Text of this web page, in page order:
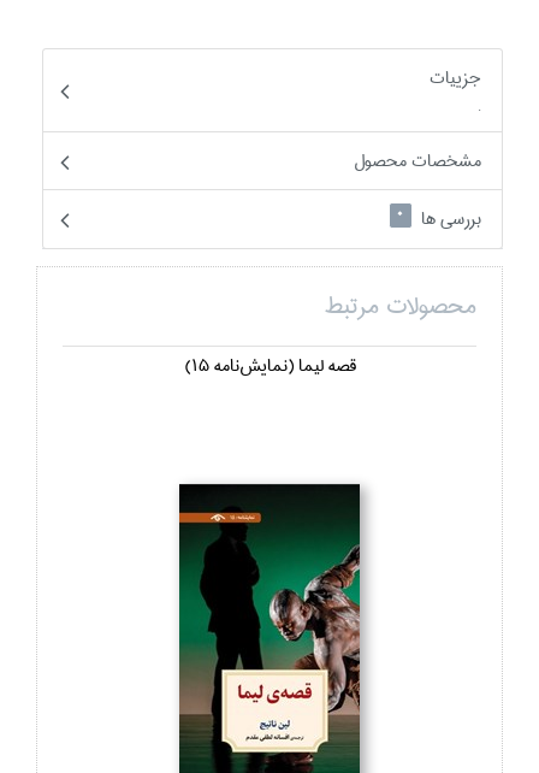
جزییات
.
مشخصات محصول
بررسی ها
0
محصولات مرتبط
قصه ليما (نمايش‌نامه 15)